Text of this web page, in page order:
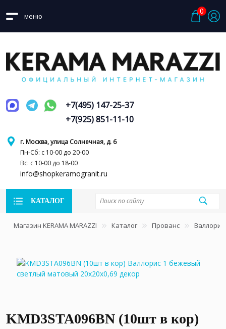
меню
0
г. Москва, улица Солнечная, д. 6
Пн-Сб: с 10-00 до 20-00
Вс: с 10-00 до 18-00
info@shopkeramogranit.ru
+7(495) 147-25-37
+7(925) 851-11-10
КАТАЛОГ
Магазин KERAMA MARAZZI Каталог Прованс Валлорис
KMD3STA096BN (10шт в кор)